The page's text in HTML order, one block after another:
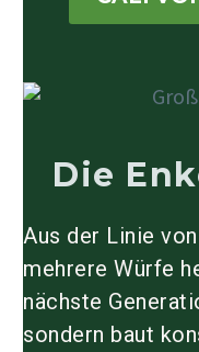
Die
Aus der Linie
mehrere Würfe
nächste
sondern baut